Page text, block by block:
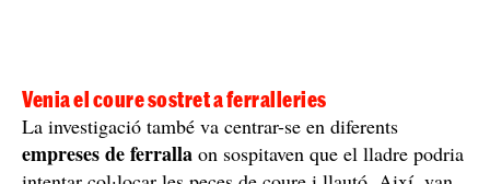
Venia el coure sostret a ferralleries
La investigació també va centrar-se en diferents
empreses de ferralla on sospitaven que el lladre podria